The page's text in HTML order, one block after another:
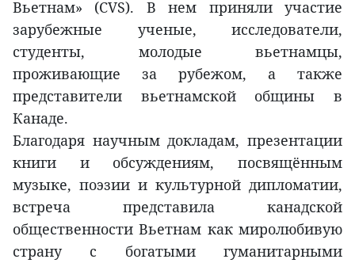
Вьетнам» (CVS). В нем приняли участие
зарубежные ученые, исследователи,
студенты, молодые вьетнамцы,
проживающие за рубежом, а также
представители вьетнамской общины в
Канаде.
Благодаря научным докладам, презентации
книги и обсуждениям, посвящённым
музыке, поэзии и культурной дипломатии,
встреча представила канадской
общественности Вьетнам как миролюбивую
страну с богатыми гуманитарными